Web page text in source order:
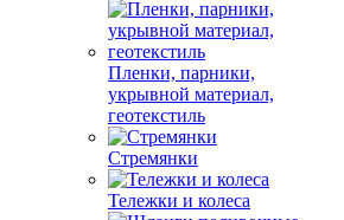
Пленки, парники,
укрывной материал,
геотекстиль
Стремянки
Тележки и колеса